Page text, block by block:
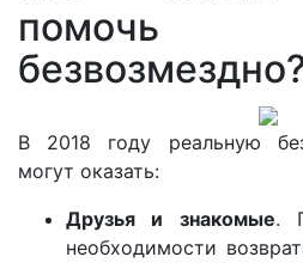
помочь
В 2018 году реальную
могут оказать:
Друзья и знакомые.
необходимости